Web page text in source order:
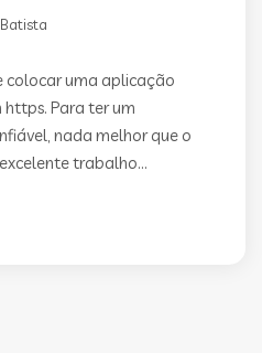
colocar uma aplicação
Para ter um
nada melhor que o
trabalho...